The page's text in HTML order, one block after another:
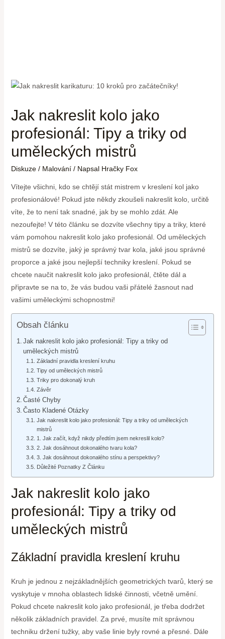
Jak nakreslit kolo jako
profesionál: Tipy a triky od
uměleckých mistrů
Diskuze / Malování/ Napsal Hračky Fox
Vítejte všichni, kdo se chtějí stát mistrem v kreslení kol jako
profesionálové! Pokud jste někdy zkoušeli nakreslit kolo, určitě
víte, že to není tak snadné, jak by se mohlo zdát. Ale
nezoufejte! V této článku se dozvíte všechny tipy a triky, které
vám pomohou nakreslit kolo jako profesionál. Od uměleckých
mistrů se dozvíte, jaký je správný tvar kola, jaké jsou správné
proporce a jaké jsou nejlepší techniky kreslení. Pokud se
chcete naučit nakreslit kolo jako profesionál, čtěte dál a
připravte se na to, že vás budou vaši přátelé žasnout nad
vašimi uměleckými schopnostmi!
Obsah článku
Jak nakreslit kolo jako profesionál: Tipy a triky od
uměleckých mistrů
Základní pravidla kreslení kruhu
Tipy od uměleckých mistrů
Triky pro dokonalý kruh
Závěr
Časté Chyby
Často Kladené Otázky
Jak nakreslit kolo jako profesionál: Tipy a triky od uměleckých
mistrů
1. Jak začít, když nikdy předtím jsem nekreslil kolo?
2. Jak dosáhnout dokonalého tvaru kola?
3. Jak dosáhnout dokonalého stínu a perspektivy?
Důležité Poznatky Z Článku
Jak nakreslit kolo jako
profesionál: Tipy a triky od
uměleckých mistrů
Základní pravidla kreslení kruhu
Kruh je jednou z nejzákladnějších geometrických tvarů, který se
vyskytuje v mnoha oblastech lidské činnosti, včetně umění.
Pokud chcete nakreslit kolo jako profesionál, je třeba dodržet
několik základních pravidel. Za prvé, musíte mít správnou
techniku držení tužky, aby vaše linie byly rovné a přesné. Dále